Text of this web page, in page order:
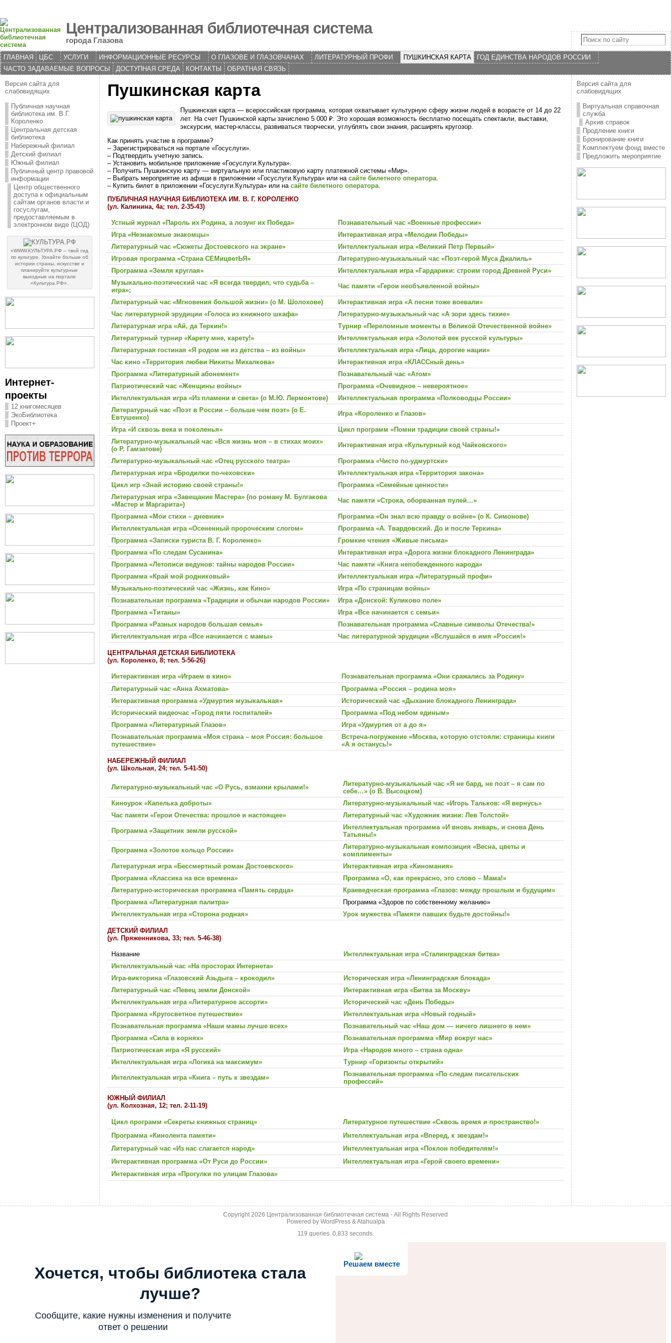
Централизованная библиотечная система
города Глазова
ГЛАВНАЯ ЦБС УСЛУГИ ИНФОРМАЦИОННЫЕ РЕСУРСЫ О ГЛАЗОВЕ И ГЛАЗОВЧАНАХ ЛИТЕРАТУРНЫЙ ПРОФИ ПУШКИНСКАЯ КАРТА
ГОД ЕДИНСТВА НАРОДОВ РОССИИ
ЧАСТО ЗАДАВАЕМЫЕ ВОПРОСЫ
ДОСТУПНАЯ СРЕДА КОНТАКТЫ
ОБРАТНАЯ СВЯЗЬ
Версия сайта для
слабовидящих
Публичная научная
библиотека им. В.Г.
Короленко
Центральная детская
библиотека
Набережный филиал
Детский филиал
Южный филиал
Публичный центр правовой
информации
Центр общественного
доступа к официальным
сайтам органов власти и
госуслугам,
предоставляемым в
электронном виде (ЦОД)
«WWW.КУЛЬТУРА.РФ – твой гид
по культуре. Узнайте больше об
истории страны, искусстве и
планируйте культурные
выходные на портале
«Культура.РФ».
Интернет-
проекты
12 книгомесяцев
ЭкоБиблиотека
Проект+
Пушкинская карта
Пушкинская карта — всероссийская программа, которая охватывает культурную сферу жизни людей в возрасте от 14 до 22
лет. На счет Пушкинской карты зачислено 5 000 ₽. Это хорошая возможность бесплатно посещать спектакли, выставки,
экскурсии, мастер-классы, развиваться творчески, углублять свои знания, расширять кругозор.
Как принять участие в программе?
– Зарегистрироваться на портале «Госуслуги».
– Подтвердить учетную запись.
– Установить мобильное приложение «Госуслуги.Культура».
– Получить Пушкинскую карту — виртуальную или пластиковую карту платежной системы «Мир».
– Выбрать мероприятие из афиши в приложении «Госуслуги.Культура» или на сайте билетного оператора
– Купить билет в приложении «Госуслуги.Культура» или на сайте билетного оператора
ПУБЛИЧНАЯ НАУЧНАЯ БИБЛИОТЕКА ИМ. В. Г. КОРОЛЕНКО
(ул. Калинина, 4а; тел. 2-35-43)
Устный журнал «Пароль их Родина, а лозунг их Победа»
Познавательный час «Военные профессии»
Игра «Незнакомые знакомцы»
Интерактивная игра «Мелодии Победы»
Литературный час «Сюжеты Достоевского на экране»
Интеллектуальная игра «Великий Петр Первый»
Игровая программа «Страна СЕМицветЬЯ»
Литературно-музыкальный час «Поэт-герой Муса Джалиль»
Программа «Земля круглая»
Интеллектуальная игра «Гардарики: строим город Древней Руси»
Музыкально-поэтический час «Я всегда твердил, что судьба –
игра»;
Час памяти «Герои необъявленной войны»
Литературный час «Мгновения большой жизни» (о М. Шолохове)
Интерактивная игра «А песни тоже воевали»
Час литературной эрудиции «Голоса из книжного шкафа»
Литературно-музыкальный час «А зори здесь тихие»
Литературная игра «Ай, да Теркин!»
Турнир «Переломные моменты в Великой Отечественной войне»
Литературный турнир «Карету мне, карету!»
Интеллектуальная игра «Золотой век русской культуры»
Литературная гостиная «Я родом не из детства – из войны»
Интеллектуальная игра «Лица, дорогие нации»
Час кино «Территория любви Никиты Михалкова»
Интерактивная игра «КЛАССный день»
Программа «Литературный абонемент»
Познавательный час «Атом»
Патриотический час «Женщины войны»
Программа «Очевидное – невероятное»
Интеллектуальная игра «Из пламени и света» (о М.Ю. Лермонтове)
Интеллектуальная программа «Полководцы России»
Литературный час «Поэт в России – больше чем поэт» (о Е.
Евтушенко)
Игра «Короленко и Глазов»
Игра «И сквозь века и поколенья»
Цикл программ «Помни традиции своей страны!»
Литературно-музыкальный час «Вся жизнь моя – в стихах моих»
(о Р. Гамзатове)
Интерактивная игра «Культурный код Чайковского»
Литературно-музыкальный час «Отец русского театра»
Программа «Чисто по-удмуртски»
Литературная игра «Бродилки по-чеховски»
Интеллектуальная игра «Территория закона»
Цикл игр «Знай историю своей страны!»
Программа «Семейные ценности»
Литературная игра «Завещание Мастера» (по роману М. Булгакова
«Мастер и Маргарита»)
Час памяти «Строка, оборванная пулей…»
Программа «Мои стихи – дневник»
Программа «Он знал всю правду о войне» (о К. Симонове)
Интеллектуальная игра «Осененный пророческим слогом»
Программа «А. Твардовский. До и после Теркина»
Программа «Записки туриста В. Г. Короленко»
Громкие чтения «Живые письма»
Программа «По следам Сусанина»
Интерактивная игра «Дорога жизни блокадного Ленинграда»
Программа «Летописи ведунов: тайны народов России»
Час памяти «Книга непобежденного народа»
Программа «Край мой родниковый»
Интеллектуальная игра «Литературный профи»
Музыкально-поэтический час «Жизнь, как Кино»
Игра «По страницам войны»
Познавательная программа «Традиции и обычаи народов России»
Игра «Донской: Куликово поле»
Программа «Титаны»
Игра «Все начинается с семьи»
Программа «Разных народов большая семья»
Познавательная программа «Славные символы Отечества!»
Интеллектуальная игра «Все начинается с мамы»
Час литературной эрудиции «Вслушайся в имя «Россия!»
ЦЕНТРАЛЬНАЯ ДЕТСКАЯ БИБЛИОТЕКА
(ул. Короленко, 8; тел. 5-56-26)
Интерактивная игра «Играем в кино»
Познавательная программа «Они сражались за Родину»
Литературный час «Анна Ахматова»
Программа «Россия – родина моя»
Интерактивная программа «Удмуртия музыкальная»
Исторический час «Дыхание блокадного Ленинграда»
Исторический видеочас «Город пяти госпиталей»
Программа «Под небом единым»
Программа «Литературный Глазов»
Игра «Удмуртия от а до я»
Познавательная программа «Моя страна – моя Россия: большое
путешествие»
Встреча-погружение «Москва, которую отстояли: страницы книги
«А я останусь!»
НАБЕРЕЖНЫЙ ФИЛИАЛ
(ул. Школьная, 24; тел. 5-41-50)
Литературно-музыкальный час «О Русь, взмахни крылами!»
Литературно-музыкальный час «Я не бард, не поэт – я сам по
себе…» (о В. Высоцком)
Киноурок «Капелька доброты»
Литературно-музыкальный час «Игорь Тальков: «Я вернусь»
Час памяти «Герои Отечества: прошлое и настоящее»
Литературный час «Художник жизни: Лев Толстой»
Программа «Защитник земли русской»
Интеллектуальная программа «И вновь январь, и снова День
Татьяны!»
Программа «Золотое кольцо России»
Литературно-музыкальная композиция «Весна, цветы и
комплименты»
Литературная игра «Бессмертный роман Достоевского»
Интерактивная игра «Киномания»
Программа «Классика на все времена»
Программа «О, как прекрасно, это слово – Мама!»
Литературно-историческая программа «Память сердца»
Краеведческая программа «Глазов: между прошлым и будущим»
Программа «Литературная палитра»
Программа «Здоров по собственному желанию»
Интеллектуальная игра «Сторона родная»
Урок мужества «Памяти павших будьте достойны!»
ДЕТСКИЙ ФИЛИАЛ
(ул. Пряженникова, 33; тел. 5-46-38)
Название
Интеллектуальная игра «Сталинградская битва»
Интеллектуальный час «На просторах Интернета»
Игра-викторина «Глазовский Азьдыга – крокодил»
Историческая игра «Ленинградская блокада»
Литературный час «Певец земли Донской»
Интерактивная игра «Битва за Москву»
Интеллектуальная игра «Литературное ассорти»
Исторический час «День Победы»
Программа «Кругосветное путешествие»
Интеллектуальная игра «Новый годный»
Познавательная программа «Наши мамы лучше всех»
Познавательный час «Наш дом — ничего лишнего в нем»
Программа «Сила в корнях»
Познавательная программа «Мир вокруг нас»
Патриотическая игра «Я русский»
Игра «Народов много – страна одна»
Интеллектуальная игра «Логика на максимум»
Турнир «Горизонты открытий»
Интеллектуальная игра «Книга – путь к звездам»
Познавательная программа «По следам писательских
профессий»
ЮЖНЫЙ ФИЛИАЛ
(ул. Колхозная, 12; тел. 2-11-19)
Цикл программ «Секреты книжных страниц»
Литературное путешествие «Сквозь время и пространство!»
Программа «Кинолента памяти»
Интеллектуальная игра «Вперед, к звездам!»
Литературный час «Из нас слагается народ»
Интеллектуальная игра «Поклон победителям!»
Интерактивная программа «От Руси до России»
Интеллектуальная игра «Герой своего времени»
Интерактивная игра «Прогулки по улицам Глазова»
Версия сайта для
слабовидящих
Виртуальная справочная
служба
Архив справок
Продление книги
Бронирование книги
Комплектуем фонд вместе
Предложить мероприятие
Copyright 2026 Централизованная библиотечная система - All Rights Reserved
Powered by WordPress&Atahualpa
119 queries. 0,833 seconds.
Решаем вместе
Хочется, чтобы библиотека стала
лучше?
Сообщите, какие нужны изменения и получите
ответ о решении